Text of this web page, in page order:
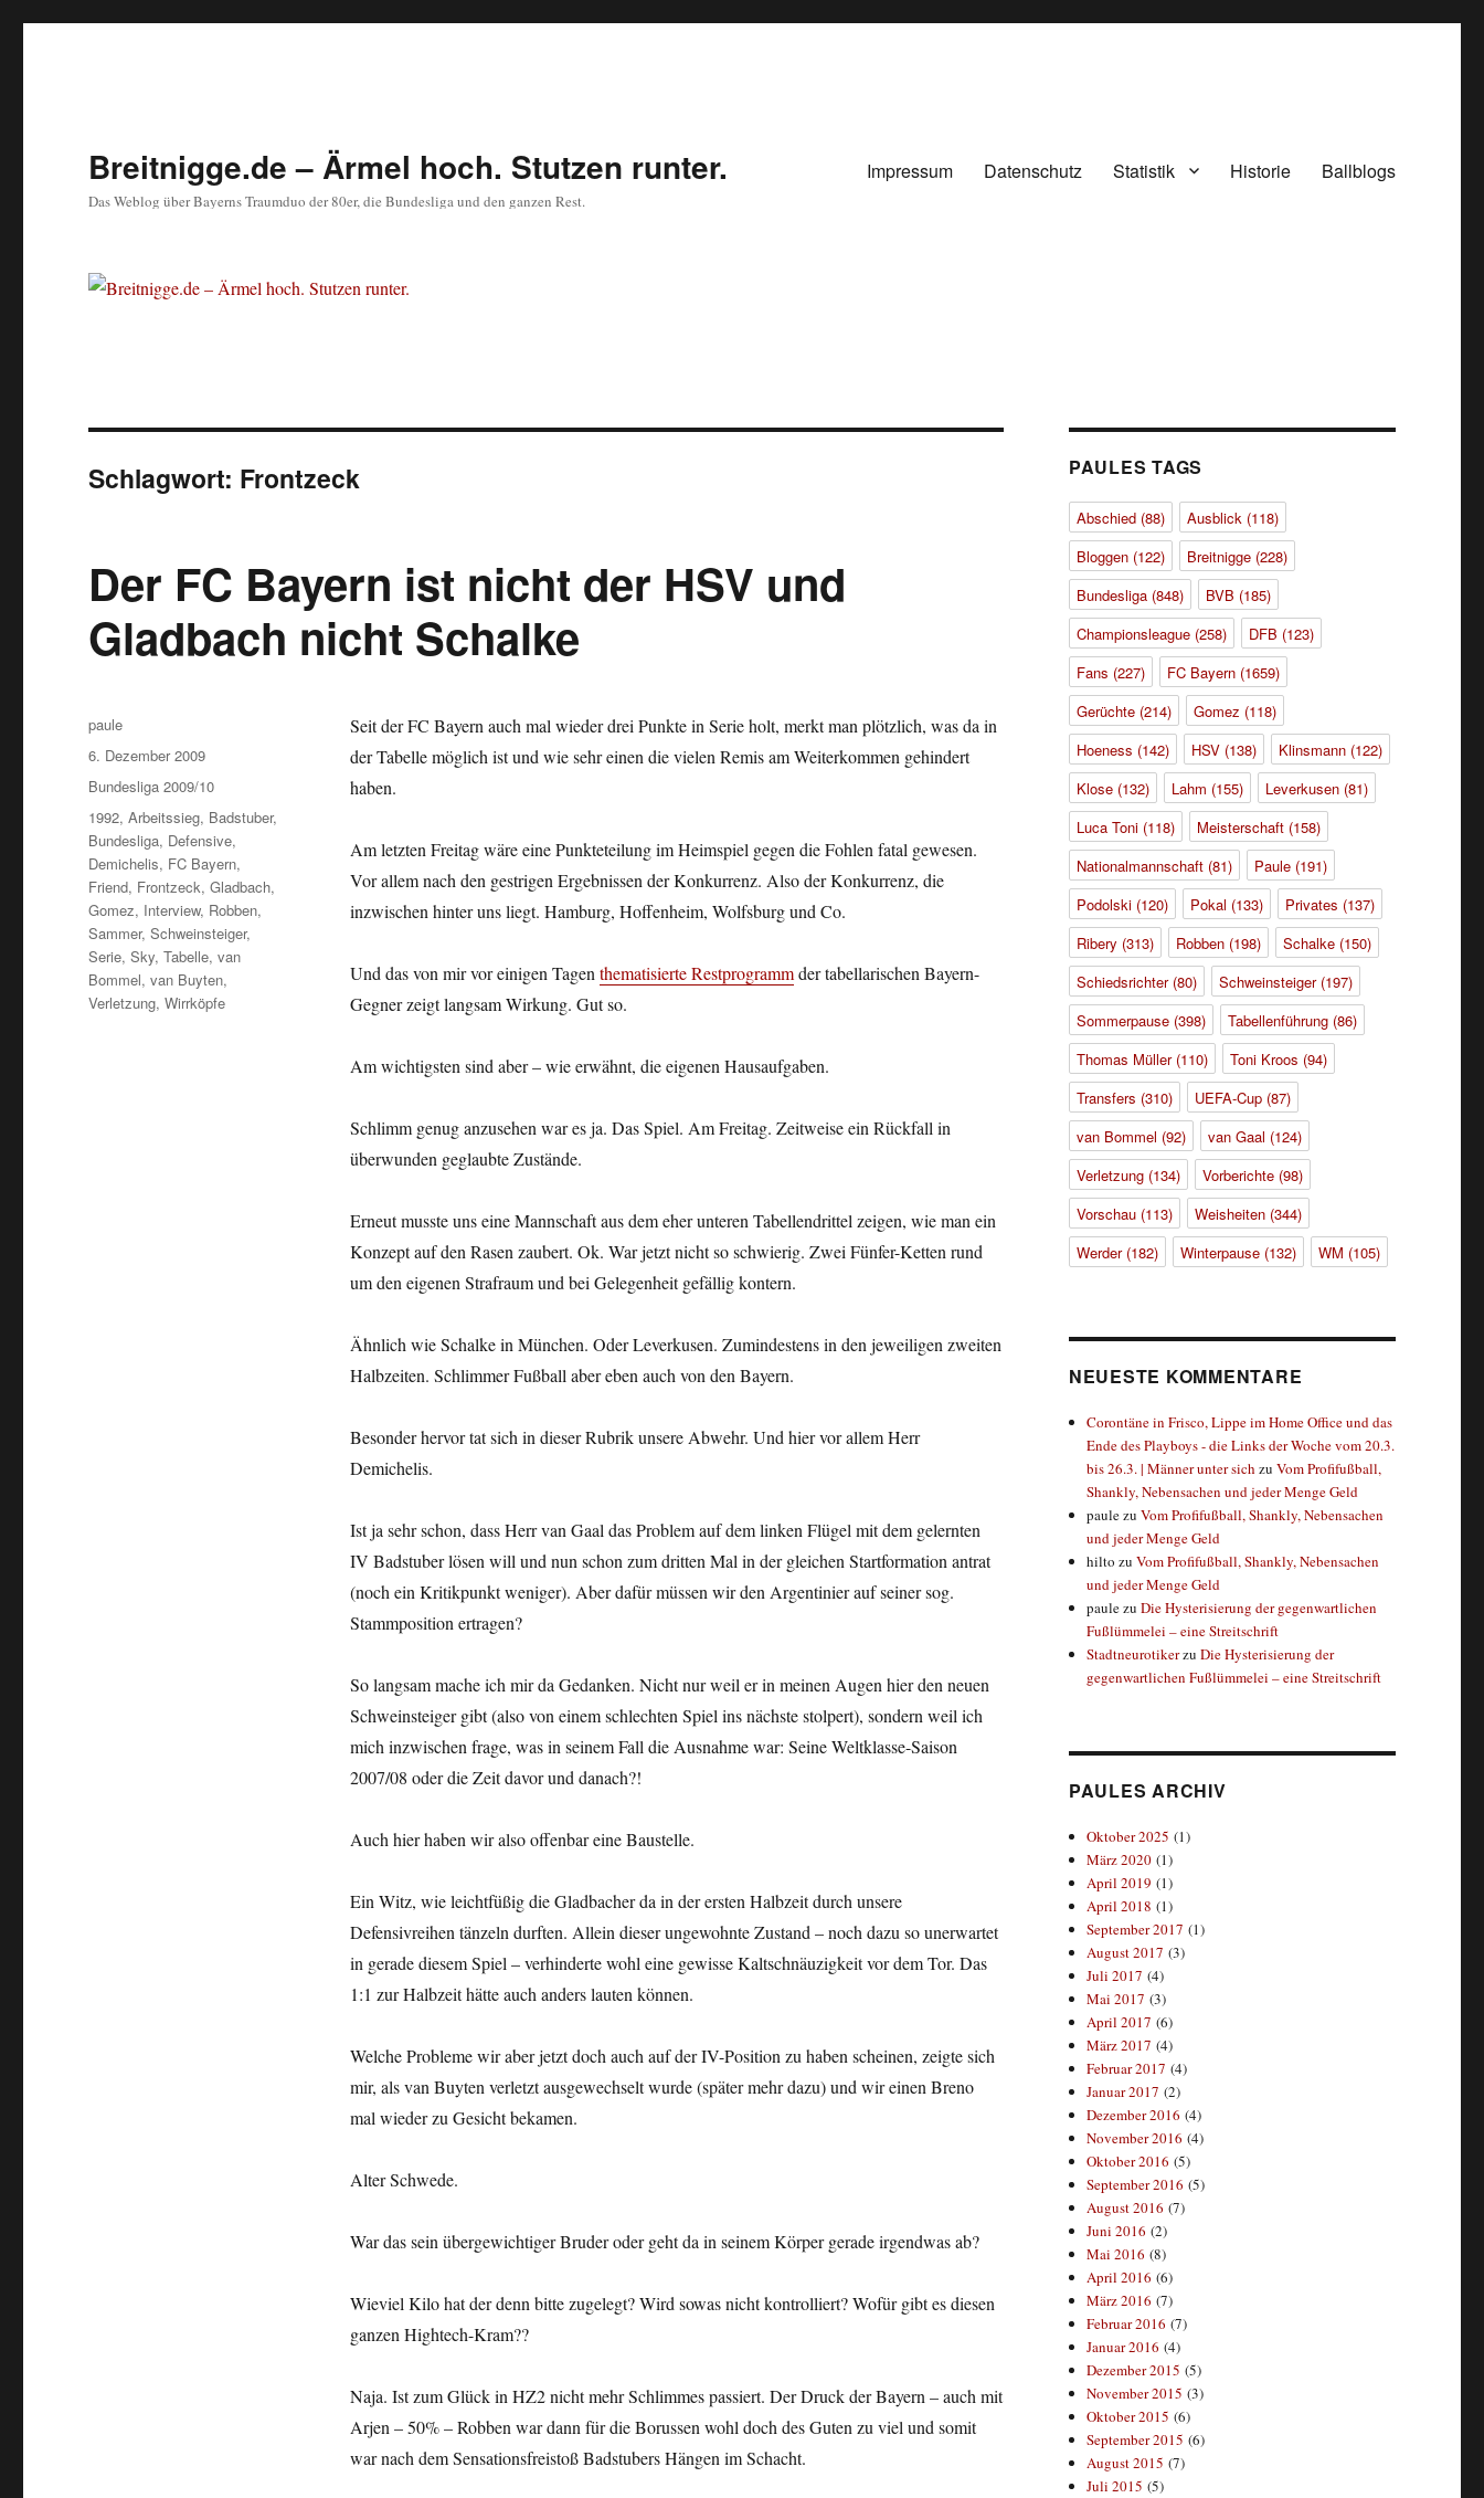
Breitnigge.de – Ärmel hoch. Stutzen runter.
Das Weblog über Bayerns Traumduo der 80er, die Bundesliga und den ganzen Rest.
Impressum Datenschutz Statistik Historie Ballblogs
Schlagwort: Frontzeck
Der FC Bayern ist nicht der HSV und
Gladbach nicht Schalke
Seit der FC Bayern auch mal wieder drei Punkte in Serie holt, merkt man plötzlich, was da in
der Tabelle möglich ist und wie sehr einen die vielen Remis am Weiterkommen gehindert
haben.
Am letzten Freitag wäre eine Punkteteilung im Heimspiel gegen die Fohlen fatal gewesen.
Vor allem nach den gestrigen Ergebnissen der Konkurrenz. Also der Konkurrenz, die
inzwischen hinter uns liegt. Hamburg, Hoffenheim, Wolfsburg und Co.
Und das von mir vor einigen Tagenthematisierte Restprogrammder tabellarischen Bayern-
Gegner zeigt langsam Wirkung. Gut so.
Am wichtigsten sind aber – wie erwähnt, die eigenen Hausaufgaben.
Schlimm genug anzusehen war es ja. Das Spiel. Am Freitag. Zeitweise ein Rückfall in
überwunden geglaubte Zustände.
Erneut musste uns eine Mannschaft aus dem eher unteren Tabellendrittel zeigen, wie man ein
Konzept auf den Rasen zaubert. Ok. War jetzt nicht so schwierig. Zwei Fünfer-Ketten rund
um den eigenen Strafraum und bei Gelegenheit gefällig kontern.
Ähnlich wie Schalke in München. Oder Leverkusen. Zumindestens in den jeweiligen zweiten
Halbzeiten. Schlimmer Fußball aber eben auch von den Bayern.
Besonder hervor tat sich in dieser Rubrik unsere Abwehr. Und hier vor allem Herr
Demichelis.
Ist ja sehr schon, dass Herr van Gaal das Problem auf dem linken Flügel mit dem gelernten
IV Badstuber lösen will und nun schon zum dritten Mal in der gleichen Startformation antrat
(noch ein Kritikpunkt weniger). Aber dafür müssen wir den Argentinier auf seiner sog.
Stammposition ertragen?
So langsam mache ich mir da Gedanken. Nicht nur weil er in meinen Augen hier den neuen
Schweinsteiger gibt (also von einem schlechten Spiel ins nächste stolpert), sondern weil ich
mich inzwischen frage, was in seinem Fall die Ausnahme war: Seine Weltklasse-Saison
2007/08 oder die Zeit davor und danach?!
Auch hier haben wir also offenbar eine Baustelle.
Ein Witz, wie leichtfüßig die Gladbacher da in der ersten Halbzeit durch unsere
Defensivreihen tänzeln durften. Allein dieser ungewohnte Zustand – noch dazu so unerwartet
in gerade diesem Spiel – verhinderte wohl eine gewisse Kaltschnäuzigkeit vor dem Tor. Das
1:1 zur Halbzeit hätte auch anders lauten können.
Welche Probleme wir aber jetzt doch auch auf der IV-Position zu haben scheinen, zeigte sich
mir, als van Buyten verletzt ausgewechselt wurde (später mehr dazu) und wir einen Breno
mal wieder zu Gesicht bekamen.
Alter Schwede.
War das sein übergewichtiger Bruder oder geht da in seinem Körper gerade irgendwas ab?
Wieviel Kilo hat der denn bitte zugelegt? Wird sowas nicht kontrolliert? Wofür gibt es diesen
ganzen Hightech-Kram??
Naja. Ist zum Glück in HZ2 nicht mehr Schlimmes passiert. Der Druck der Bayern – auch mit
Arjen – 50% – Robben war dann für die Borussen wohl doch des Guten zu viel und somit
war nach dem Sensationsfreistoß Badstubers Hängen im Schacht.
Autor
paule
Veröffentlicht
am
6. Dezember 2009
Kategorien
Bundesliga 2009/10
Schlagwörter
1992,Arbeitssieg, Badstuber,
Bundesliga, Defensive,
Demichelis, FC Bayern,
Friend, Frontzeck,Gladbach,
Gomez, Interview, Robben,
Sammer,Schweinsteiger,
Serie,Sky,Tabelle,van
Bommel,van Buyten,
Verletzung,Wirrköpfe
PAULES TAGS
Abschied(88) Ausblick(118)
Bloggen(122) Breitnigge(228)
Bundesliga(848) BVB (185)
Championsleague(258) DFB (123)
Fans (227) FC Bayern(1659)
Gerüchte(214) Gomez (118)
Hoeness (142) HSV(138) Klinsmann(122)
Klose(132) Lahm (155) Leverkusen(81)
Luca Toni(118) Meisterschaft(158)
Nationalmannschaft(81) Paule(191)
Podolski(120) Pokal (133) Privates (137)
Ribery (313) Robben(198) Schalke(150)
Schiedsrichter(80) Schweinsteiger(197)
Sommerpause(398) Tabellenführung(86)
Thomas Müller(110) Toni Kroos (94)
Transfers (310) UEFA-Cup(87)
van Bommel (92) van Gaal (124)
Verletzung(134) Vorberichte(98)
Vorschau(113) Weisheiten(344)
Werder(182) Winterpause(132) WM (105)
NEUESTE KOMMENTARE
Corontäne in Frisco, Lippe im Home Office und das
Ende des Playboys - die Links der Woche vom 20.3.
bis 26.3. | Männer unter sich zuVom Profifußball,
Shankly, Nebensachen und jeder Menge Geld
paulezuVom Profifußball, Shankly, Nebensachen
und jeder Menge Geld
hilto zuVom Profifußball, Shankly, Nebensachen
und jeder Menge Geld
paulezuDie Hysterisierung der gegenwartlichen
Fußlümmelei – eine Streitschrift
StadtneurotikerzuDie Hysterisierung der
gegenwartlichen Fußlümmelei – eine Streitschrift
PAULES ARCHIV
Oktober 2025 (1)
März 2020 (1)
April 2019 (1)
April 2018 (1)
September 2017 (1)
August 2017 (3)
Juli 2017 (4)
Mai 2017 (3)
April 2017 (6)
März 2017 (4)
Februar 2017 (4)
Januar 2017 (2)
Dezember 2016 (4)
November 2016 (4)
Oktober 2016 (5)
September 2016 (5)
August 2016 (7)
Juni 2016 (2)
Mai 2016 (8)
April 2016 (6)
März 2016 (7)
Februar 2016 (7)
Januar 2016 (4)
Dezember 2015 (5)
November 2015 (3)
Oktober 2015 (6)
September 2015 (6)
August 2015 (7)
Juli 2015 (5)